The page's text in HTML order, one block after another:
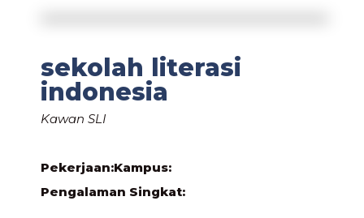
sekolah literasi
indonesia
Kawan SLI
Pekerjaan:Kampus:
Pengalaman Singkat: